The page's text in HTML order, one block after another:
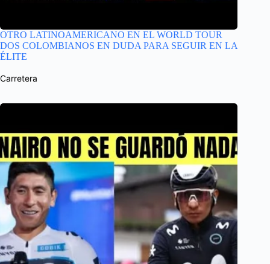
OTRO LATINOAMERICANO EN EL WORLD TOUR
DOS COLOMBIANOS EN DUDA PARA SEGUIR EN LA
ÉLITE
Carretera